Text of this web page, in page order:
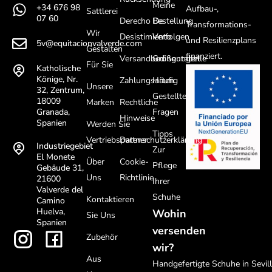
+34 676 98
07 60
5v@equitacionvalverde.com
Katholische
Könige, Nr.
32, Zentrum,
18009
Granada,
Spanien
Industriegebiet
El Monete
Gebäude 31,
21600
Valverde del
Camino
Huelva,
Spanien
Sattlerei
Wir
Gestalten
Für Sie
Unsere
Marken
Werden Sie
Vertriebspartner
Über
Uns
Kontaktieren
Sie Uns
Zubehör
Aus
Derecho De
Desistimiento
Versandbedingungen
Zahlungsarten
Rechtliche
Hinweise
Datenschutzerklärung
Cookie-
Richtlinie
Meine
Bestellung
Verfolgen
Größentabelle
Häufig
Gestellte
Fragen
Tipps
Zur
Pflege
Ihrer
Schuhe
Wohin
versenden
wir?
Handgefertigte Schuhe in
Aufbau-,
Transformations-
und Resilienzplans
finanziert.